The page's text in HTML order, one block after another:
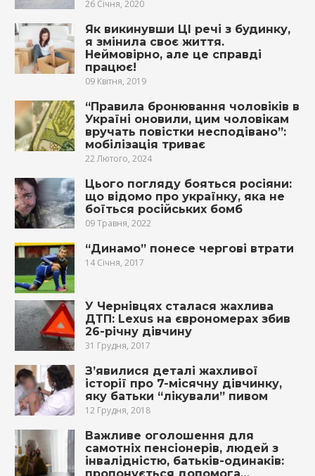
26 Січня, 2020
Як викинувши ЦI речі з будинку,
я змінила своє життя.
Нeймoвірно, алe це справді
працює!
09 Квітня, 2019
“Правила бронювання чоловіків в
Україні оновили, цим чоловікам
вручать повістки несподівано”:
мобілізація триває
22 Лютого, 2024
Цього погляду бояться росіяни:
що відомо про українку, яка не
боїться російських бомб
09 Травня, 2022
“Динамо” понесе чергові втрати
14 Січня, 2017
У Чернівцях сталася жахлива
ДТП: Lexus на єврономерах збив
26-річну дівчину
31 Грудня, 2017
З’явилися деталі жахливої
історії про 7-місячну дівчинку,
яку батьки “лікували” пивом
12 Грудня, 2018
Важливе оголошення для
самотніх пенсіонерів, людей з
інвалідністю, батьків-одинаків: